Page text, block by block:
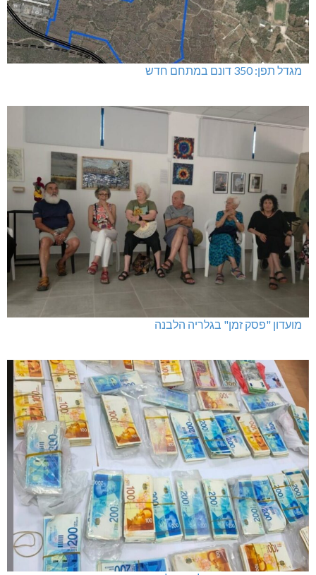
מגדל תפן: 350 דונם במתחם חדש
מועדון "פסק זמן" בגלריה הלבנה